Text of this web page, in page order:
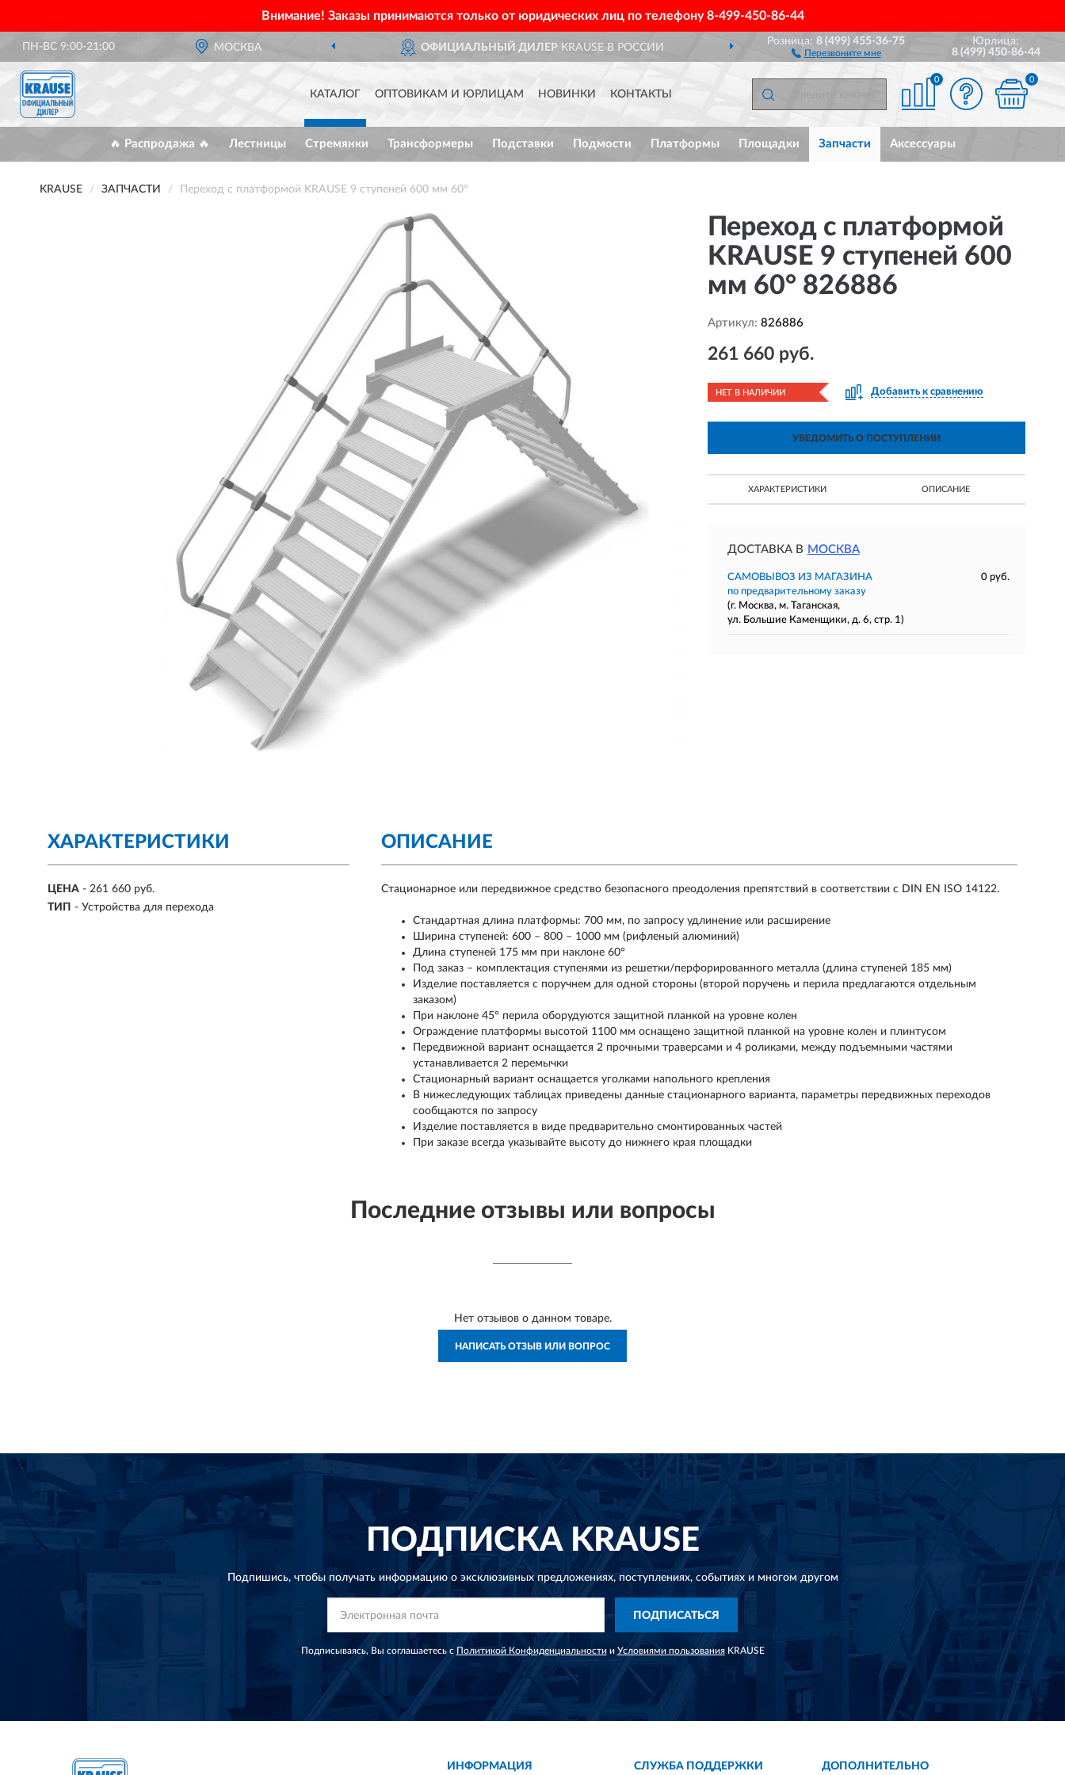
Внимание! Заказы принимаются только от юридических лиц по телефону8-499-450-86-44
ПН-ВС 9:00-21:00 МОСКВА ОФИЦИАЛЬНЫЙ ДИЛЕР KRAUSE В РОССИИ ДОСТАВИМ ПО ВСЕЙ РОССИИ
Розница:8 (499) 455-36-75
Перезвоните мне
Юрлица:
8 (499) 450-86-44
КАТАЛОГ ОПТОВИКАМ И ЮРЛИЦАМ НОВИНКИ КОНТАКТЫ
0 0
🔥 Распродажа 🔥 Лестницы Стремянки Трансформеры Подставки Подмости Платформы Площадки Запчасти Аксессуары
KRAUSE ЗАПЧАСТИ Переход с платформой KRAUSE 9 ступеней 600 мм 60°
Переход с платформой
KRAUSE 9 ступеней 600
мм 60° 826886
Артикул: 826886
261 660 руб.
НЕТ В НАЛИЧИИ Добавить к сравнению
УВЕДОМИТЬ О ПОСТУПЛЕНИИ
ХАРАКТЕРИСТИКИ ОПИСАНИЕ
ДОСТАВКА В МОСКВА
САМОВЫВОЗ ИЗ МАГАЗИНА
0 руб.
по предварительному заказу
(г. Москва, м. Таганская,
ул. Большие Каменщики, д. 6, стр. 1)
ХАРАКТЕРИСТИКИ
ЦЕНА - 261 660 руб.
ТИП - Устройства для перехода
ОПИСАНИЕ
Стационарное или передвижное средство безопасного преодоления препятствий в соответствии с DIN EN ISO 14122.
Стандартная длина платформы: 700 мм, по запросу удлинение или расширение
Ширина ступеней: 600 – 800 – 1000 мм (рифленый алюминий)
Длина ступеней 175 мм при наклоне 60°
Под заказ – комплектация ступенями из решетки/перфорированного металла (длина ступеней 185 мм)
Изделие поставляется с поручнем для одной стороны (второй поручень и перила предлагаются отдельным
заказом)
При наклоне 45° перила оборудуются защитной планкой на уровне колен
Ограждение платформы высотой 1100 мм оснащено защитной планкой на уровне колен и плинтусом
Передвижной вариант оснащается 2 прочными траверсами и 4 роликами, между подъемными частями
устанавливается 2 перемычки
Стационарный вариант оснащается уголками напольного крепления
В нижеследующих таблицах приведены данные стационарного варианта, параметры передвижных переходов
сообщаются по запросу
Изделие поставляется в виде предварительно смонтированных частей
При заказе всегда указывайте высоту до нижнего края площадки
Последние отзывы или вопросы
Нет отзывов о данном товаре.
НАПИСАТЬ ОТЗЫВ ИЛИ ВОПРОС
ПОДПИСКАKRAUSE
Подпишись, чтобы получать информацию о эксклюзивных предложениях,поступлениях, событиях и многом другом
ПОДПИСАТЬСЯ
Подписываясь, Вы соглашаетесь с Политикой Конфиденциальности и Условиями пользованияKRAUSE
ИНФОРМАЦИЯ СЛУЖБА ПОДДЕРЖКИ ДОПОЛНИТЕЛЬНО